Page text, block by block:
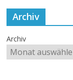
Archiv
Archiv